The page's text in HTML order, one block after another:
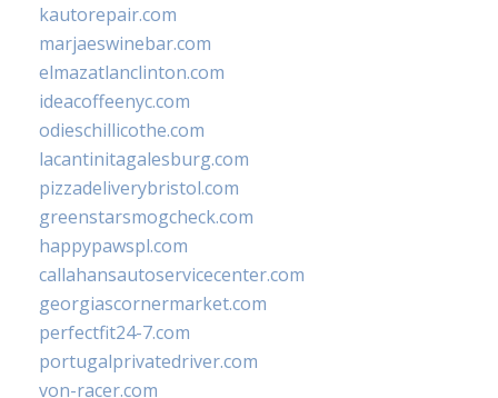
kautorepair.com
marjaeswinebar.com
elmazatlanclinton.com
ideacoffeenyc.com
odieschillicothe.com
lacantinitagalesburg.com
pizzadeliverybristol.com
greenstarsmogcheck.com
happypawspl.com
callahansautoservicecenter.com
georgiascornermarket.com
perfectfit24-7.com
portugalprivatedriver.com
von-racer.com